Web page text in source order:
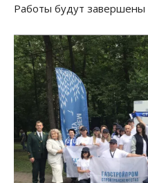
Работы будут завершены